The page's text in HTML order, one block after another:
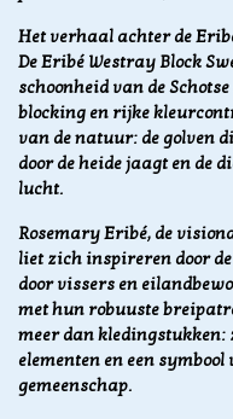
Het verhaal achter de
De Eribé Westray Block
schoonheid van de
blocking en rijke
van de natuur: de golven
door de heide jaagt en de
lucht.
Rosemary Eribé, de
liet zich inspireren door
door vissers en
met hun robuuste
meer dan kledingstukken:
elementen en een
gemeenschap.